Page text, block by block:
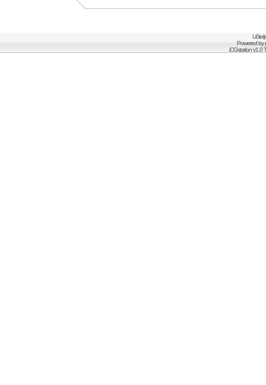
Powered by
iCGstation v1.0